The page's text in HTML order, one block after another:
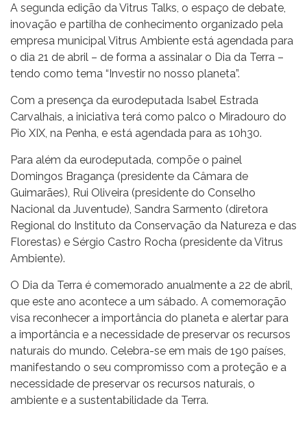
A segunda edição da Vitrus Talks, o espaço de debate,
inovação e partilha de conhecimento organizado pela
empresa municipal Vitrus Ambiente está agendada para
o dia 21 de abril – de forma a assinalar o Dia da Terra –
tendo como tema “Investir no nosso planeta”.
Com a presença da eurodeputada Isabel Estrada
Carvalhais, a iniciativa terá como palco o Miradouro do
Pio XIX, na Penha, e está agendada para as 10h30.
Para além da eurodeputada, compõe o painel
Domingos Bragança (presidente da Câmara de
Guimarães), Rui Oliveira (presidente do Conselho
Nacional da Juventude), Sandra Sarmento (diretora
Regional do Instituto da Conservação da Natureza e das
Florestas) e Sérgio Castro Rocha (presidente da Vitrus
Ambiente).
O Dia da Terra é comemorado anualmente a 22 de abril,
que este ano acontece a um sábado. A comemoração
visa reconhecer a importância do planeta e alertar para
a importância e a necessidade de preservar os recursos
naturais do mundo. Celebra-se em mais de 190 países,
manifestando o seu compromisso com a proteção e a
necessidade de preservar os recursos naturais, o
ambiente e a sustentabilidade da Terra.